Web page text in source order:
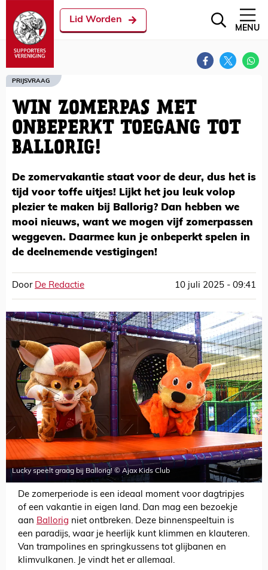
Lid Worden
MENU
PRIJSVRAAG
WIN ZOMERPAS MET
ONBEPERKT TOEGANG TOT
BALLORIG!
De zomervakantie staat voor de deur, dus het is
tijd voor toffe uitjes! Lijkt het jou leuk volop
plezier te maken bij Ballorig? Dan hebben we
mooi nieuws, want we mogen vijf zomerpassen
weggeven. Daarmee kun je onbeperkt spelen in
de deelnemende vestigingen!
Door De Redactie 10 juli 2025 - 09:41
Lucky speelt graag bij Ballorig! © Ajax Kids Club
De zomerperiode is een ideaal moment voor dagtripjes
of een vakantie in eigen land. Dan mag een bezoekje
aan Ballorig niet ontbreken. Deze binnenspeeltuin is
een paradijs, waar je heerlijk kunt klimmen en klauteren.
Van trampolines en springkussens tot glijbanen en
klimvulkanen. Je vindt het er allemaal.